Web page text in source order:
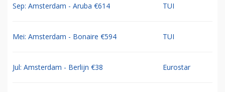
Sep: Amsterdam - Aruba €614 TUI
Mei: Amsterdam - Bonaire €594 TUI
Jul: Amsterdam - Berlijn €38 Eurostar